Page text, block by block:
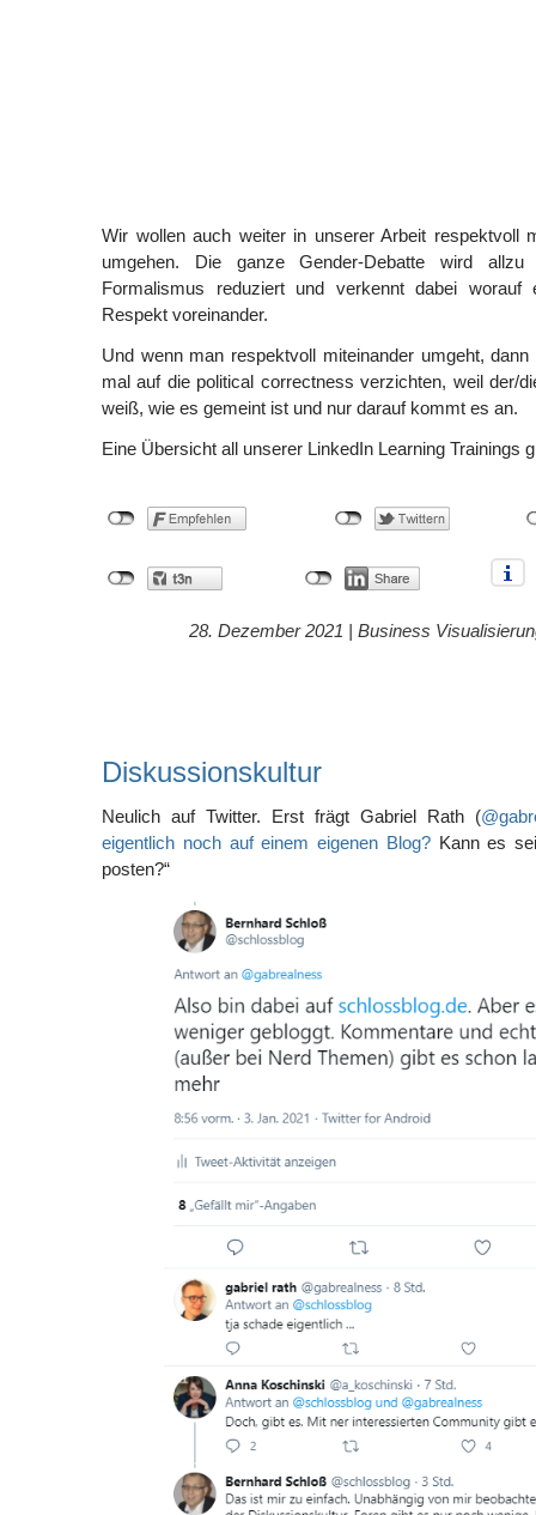
Wir wollen auch weiter in unserer Arbeit respektvoll
umgehen. Die ganze Gender-Debatte wird
Formalismus reduziert und verkennt dabei worauf
Respekt voreinander.
Und wenn man respektvoll miteinander umgeht,
mal auf die political correctness verzichten, weil der/
weiß, wie es gemeint ist und nur darauf kommt es an.
Eine Übersicht all unserer LinkedIn Learning Trainings
28. Dezember 2021 | Business
Diskussionskultur
Neulich auf Twitter. Erst frägt Gabriel Rath (
eigentlich noch auf einem eigenen Blog?Kann es
posten?“